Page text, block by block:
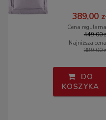
389,00
Cena
449,00
Najniższa
389,00
DO
KOSZYKA